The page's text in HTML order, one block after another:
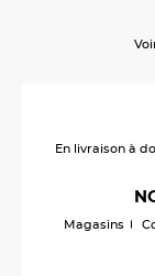
En livraison à
Magasins